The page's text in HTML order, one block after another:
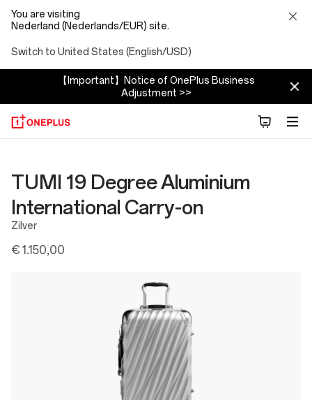
You are visiting
Nederland (Nederlands/EUR) site.
Switch to United States (English/USD)
【Important】Notice of OnePlus Business
Adjustment >>
TUMI 19 Degree Aluminium
International Carry-on
Zilver
€ 1.150,00